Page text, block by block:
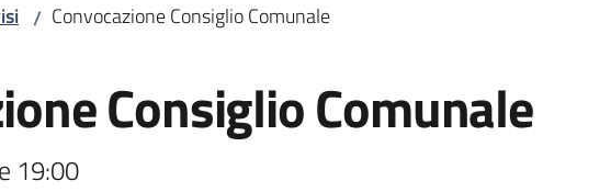
/ Convocazione Consiglio Comunale
Consiglio Comunale
19:00